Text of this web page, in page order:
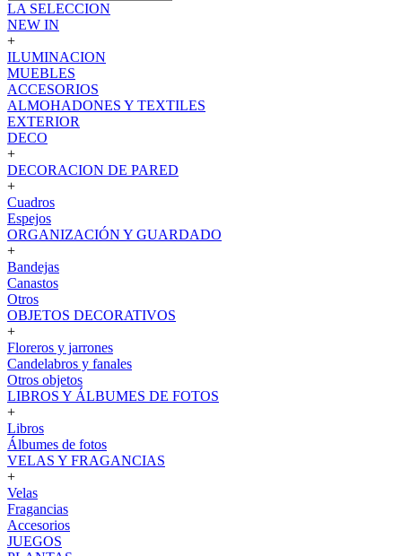
LA SELECCION
NEW IN
+
ILUMINACION
MUEBLES
ACCESORIOS
ALMOHADONES Y TEXTILES
EXTERIOR
DECO
+
DECORACION DE PARED
+
Cuadros
Espejos
ORGANIZACIÓN Y GUARDADO
+
Bandejas
Canastos
Otros
OBJETOS DECORATIVOS
+
Floreros y jarrones
Candelabros y fanales
Otros objetos
LIBROS Y ÁLBUMES DE FOTOS
+
Libros
Álbumes de fotos
VELAS Y FRAGANCIAS
+
Velas
Fragancias
Accesorios
JUEGOS